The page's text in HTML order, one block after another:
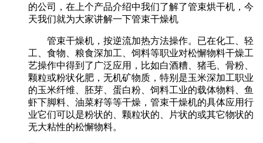
的公司，在上个产品介绍中我们了解了管束烘干机，今
天我们就为大家讲解一下管束干燥机
管束干燥机，按逆流加热方法操作。已在化工、轻
工、食物、粮食深加工、饲料等职业对松懈物料干燥工
艺操作中得到了广泛应用，比如白酒糟、猪毛、骨粉、
颗粒或粉状化肥，无机矿物质，特别是玉米深加工职业
的玉米纤维、胚芽、蛋白粉、饲料工业的载体物料、鱼
虾下脚料、油菜籽等等干燥，管束干燥机的具体应用行
业它们可以是粉状的、颗粒状的、片状的或其它物状的
无大粘性的松懈物料。